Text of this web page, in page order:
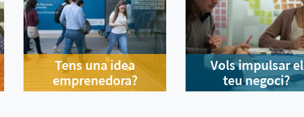
Tens una idea
emprenedora?
Vols impulsar el
teu negoci?